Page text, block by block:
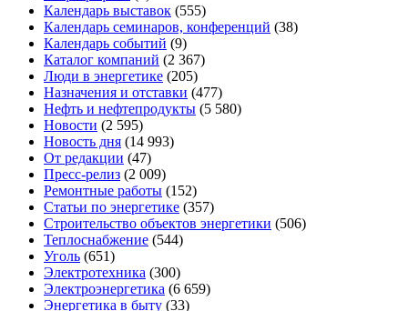
Календарь выставок (555)
Календарь семинаров, конференций (38)
Календарь событий (9)
Каталог компаний (2 367)
Люди в энергетике (205)
Назначения и отставки (477)
Нефть и нефтепродукты (5 580)
Новости (2 595)
Новость дня (14 993)
От редакции (47)
Пресс-релиз (2 009)
Ремонтные работы (152)
Статьи по энергетике (357)
Строительство объектов энергетики (506)
Теплоснабжение (544)
Уголь (651)
Электротехника (300)
Электроэнергетика (6 659)
Энергетика в быту (33)